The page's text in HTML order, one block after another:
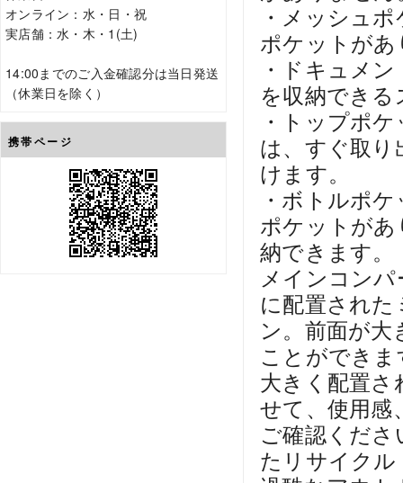
オンライン：水・日・祝
実店舗：水・木・1(土)
14:00までのご入金確認分は当日発送
（休業日を除く）
携帯ページ
・メッシュ
ポケットが
・ドキュメ
を収納でき
・トップポ
は、すぐ取
けます。
・ボトルポ
ポケットが
納できます。
メインコン
に配置され
ン。前面が
ことができ
大きく配置
せて、使用感
ご確認くだ
たリサイク